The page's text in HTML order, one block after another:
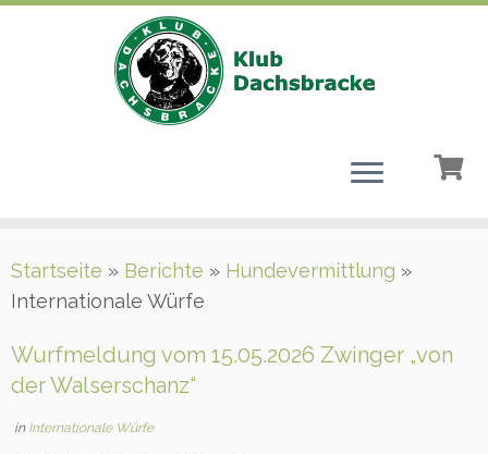
Inhalt
springen
Startseite » Berichte » Hundevermittlung »
Internationale Würfe
Wurfmeldung vom 15.05.2026 Zwinger „von
der Walserschanz“
in Internationale Würfe